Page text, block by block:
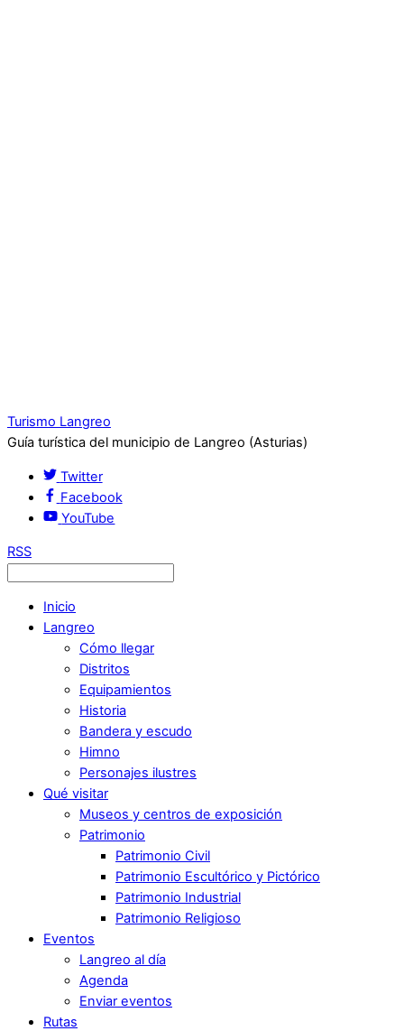
Turismo Langreo
Guía turística del municipio de Langreo (Asturias)
Twitter
Facebook
YouTube
RSS
Inicio
Langreo
Cómo llegar
Distritos
Equipamientos
Historia
Bandera y escudo
Himno
Personajes ilustres
Qué visitar
Museos y centros de exposición
Patrimonio
Patrimonio Civil
Patrimonio Escultórico y Pictórico
Patrimonio Industrial
Patrimonio Religioso
Eventos
Langreo al día
Agenda
Enviar eventos
Rutas